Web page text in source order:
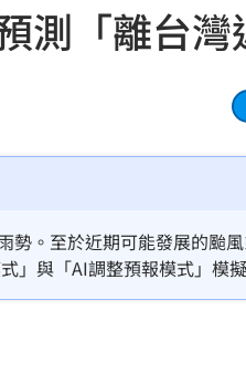
「離台灣
勢。至於近期可能發展的颱
」與「AI調整預報模式」模